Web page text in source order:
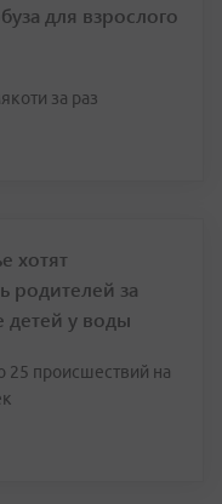
для взрослого
за раз
хотят
родителей за
детей у воды
25 происшествий на